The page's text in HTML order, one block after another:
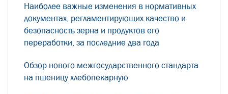
Наиболее важные изменения в нормативных
документах, регламентирующих качество и
безопасность зерна и продуктов его
переработки, за последние два года
Обзор нового межгосударственного стандарта
на пшеницу хлебопекарную